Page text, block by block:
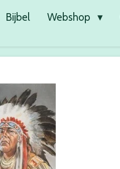
Bijbel Webshop